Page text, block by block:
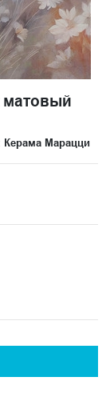
матовый
Керама Марацци